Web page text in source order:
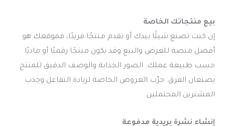
بيع منتجاتك الخاصة
إن كنت تصنع شيئًا بيدك أو تقدم منتجًا فريدًا، فموقعك هو
أفضل منصة للعرض والبيع وقد يكون منتجًا رقميًا أو ماديًا
حسب طبيعة عملك. الصور الجذابة والوصف الدقيق للمنتج
يصنعان الفرق. جرّب العروض الخاصة لزيادة التفاعل وجذب
المشترين المحتملين.
إنشاء نشرة بريدية مدفوعة